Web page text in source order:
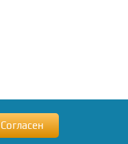
Согласен